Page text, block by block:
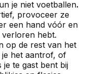
je niet voetballen.
provoceer ze
een hand vóór en
verloren hebt.
op de rest van het
het aantrof, of
je te gast bent bij